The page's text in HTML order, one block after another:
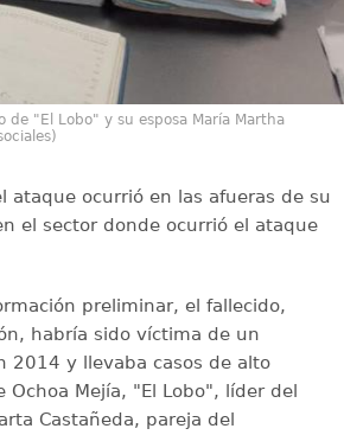
de "El Lobo" y su esposa María Martha
ataque ocurrió en las afueras de su
el sector donde ocurrió el ataque
preliminar, el fallecido,
habría sido víctima de un
2014 y llevaba casos de alto
Ochoa Mejía, "El Lobo", líder del
Castañeda, pareja del